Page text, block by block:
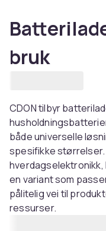
bruk
CDON tilbyr
både universelle
spesifikke størrelser.
en variant som
pålitelig vei til
ressurser.